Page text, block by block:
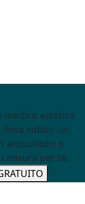
medico estetico
fissa subito un
ambulatori o
misura per te.